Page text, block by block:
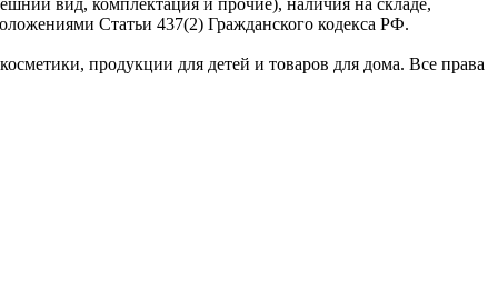
Статьи 437(2) Гражданского кодекса РФ.
продукции для детей и товаров для дома. Все права